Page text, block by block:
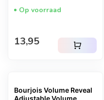
Op voorraad
Normale prijs
13,95 shopping_cart
Bourjois Volume Reveal